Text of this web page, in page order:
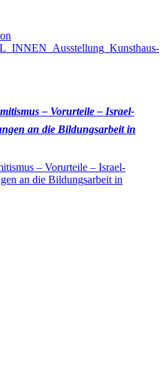
– Vorurteile – Israel-
an die Bildungsarbeit in
– Vorurteile – Israel-
an die Bildungsarbeit in